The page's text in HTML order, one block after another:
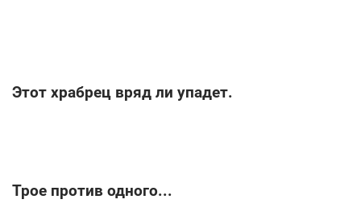
Этот храбрец вряд ли упадет.
Трое против одного...